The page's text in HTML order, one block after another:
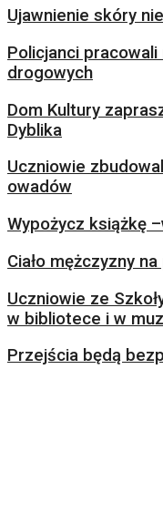
Ujawnienie skóry
Policjanci
drogowych
Dom Kultury
Dyblika
Uczniowie
owadów
Wypożycz książkę
Ciało mężczyzny
Uczniowie ze
w bibliotece i w
Przejścia będą